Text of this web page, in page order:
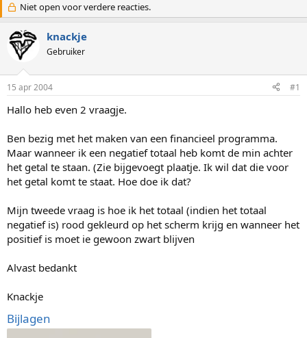
d
e
r
w
e
s
t
a
t
e
r
a
r
d
a
m
Niet open voor verdere reacties.
knackje
Gebruiker
15 apr 2004 #1
Hallo heb even 2 vraagje.
Ben bezig met het maken van een financieel programma.
Maar wanneer ik een negatief totaal heb komt de min achter
het getal te staan. (Zie bijgevoegt plaatje. Ik wil dat die voor
het getal komt te staat. Hoe doe ik dat?
Mijn tweede vraag is hoe ik het totaal (indien het totaal
negatief is) rood gekleurd op het scherm krijg en wanneer het
positief is moet ie gewoon zwart blijven
Alvast bedankt
Knackje
Bijlagen